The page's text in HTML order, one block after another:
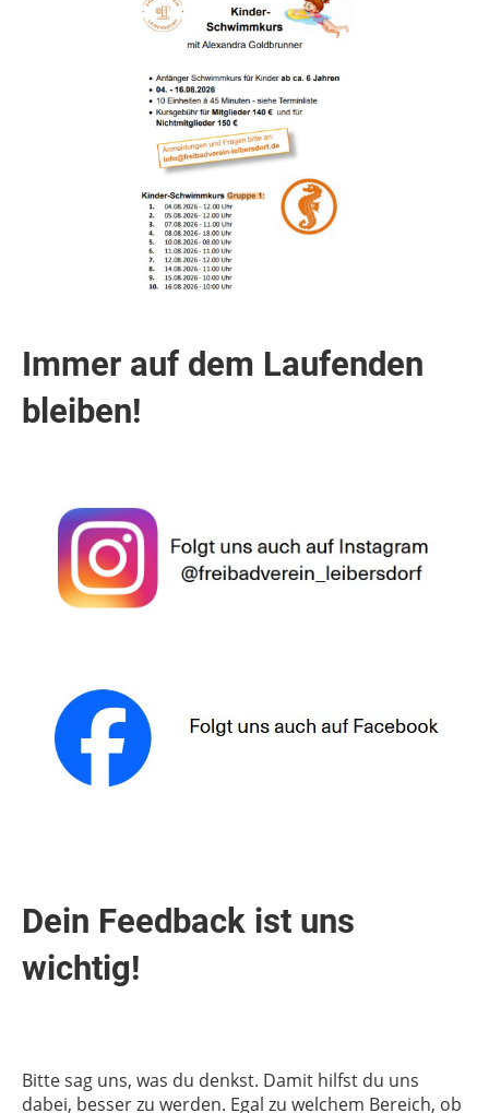
Immer auf dem Laufenden
bleiben!
Dein Feedback ist uns
wichtig!
Bitte sag uns, was du denkst. Damit hilfst du uns
dabei, besser zu werden. Egal zu welchem Bereich, ob